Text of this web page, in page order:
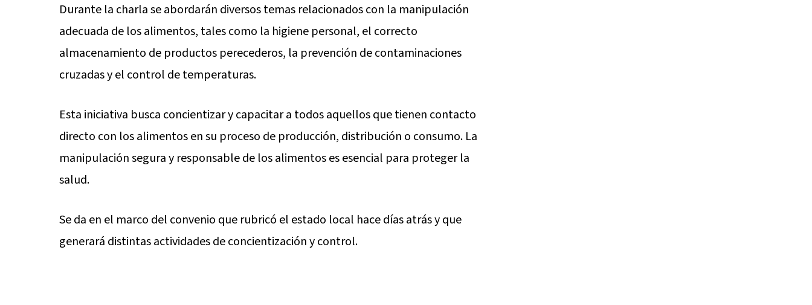
Durante la charla se abordarán diversos temas relacionados con la manipulación
adecuada de los alimentos, tales como la higiene personal, el correcto
almacenamiento de productos perecederos, la prevención de contaminaciones
cruzadas y el control de temperaturas.
Esta iniciativa busca concientizar y capacitar a todos aquellos que tienen contacto
directo con los alimentos en su proceso de producción, distribución o consumo. La
manipulación segura y responsable de los alimentos es esencial para proteger la
salud.
Se da en el marco del convenio que rubricó el estado local hace días atrás y que
generará distintas actividades de concientización y control.